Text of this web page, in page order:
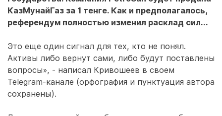
КазМунайГаз за 1 тенге. Как и предполагалось,
референдум полностью изменил расклад сил...
Это еще один сигнал для тех, кто не понял.
Активы либо вернут сами, либо будут поставлены
вопросы», - написал Кривошеев в своем
Telegram-канале (орфография и пунктуация автора
сохранены).